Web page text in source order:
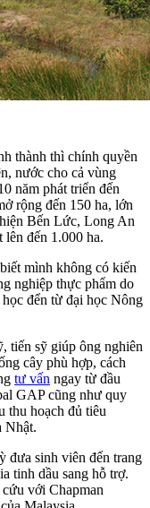
thành thì chính quyền
nước cho cả vùng
năm phát triển đến
rộng đến 150 ha, lớn
Bến Lức, Long An
đến 1.000 ha.
mình không có kiến
nghiệp thực phẩm do
đển từ đại học Nông
tiến sỹ giúp ông nghiên
cây phù hợp, cách
tư vấn ngay từ đầu
GAP cũng như quy
thu hoạch đủ tiêu
Nhật.
đưa sinh viên đến trang
tinh dầu sang hỗ trợ.
với Chapman